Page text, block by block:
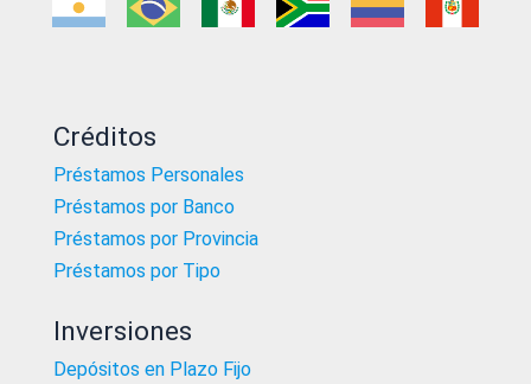
Créditos
Préstamos Personales
Préstamos por Banco
Préstamos por Provincia
Préstamos por Tipo
Inversiones
Depósitos en Plazo Fijo